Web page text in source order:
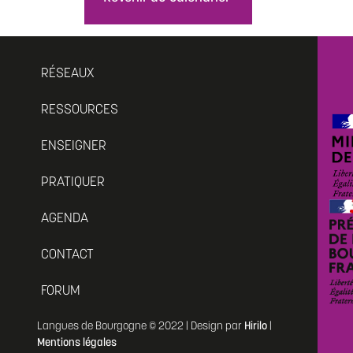
RÉSEAUX
RESSOURCES
ENSEIGNER
PRATIQUER
AGENDA
CONTACT
FORUM
Langues de Bourgogne © 2022 | Design par Hirilo |
Mentions légales